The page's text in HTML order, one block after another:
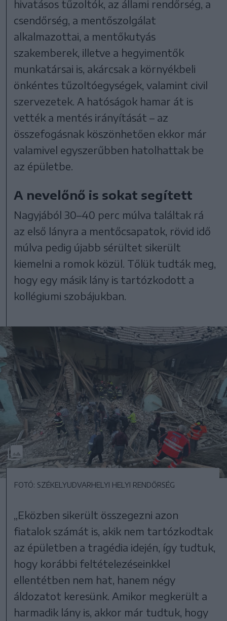
hivatásos tűzoltók, az állami rendőrség, a
csendőrség, a mentőszolgálat
alkalmazottai, a mentőkutyás
szakemberek, illetve a hegyimentők
munkatársai is, akárcsak a környékbeli
önkéntes tűzoltóegységek, valamint civil
szervezetek. A hatóságok hamar át is
vették a mentés irányítását – az
összefogásnak köszönhetően ekkor már
valamivel egyszerűbben hatolhattak be
az épületbe.
A nevelőnő is sokat segített
Nagyjából 30–40 perc múlva találtak rá
az első lányra a mentőcsapatok, rövid idő
múlva pedig újabb sérültet sikerült
kiemelni a romok közül. Tőlük tudták meg,
hogy egy másik lány is tartózkodott a
kollégiumi szobájukban.
FOTÓ: SZÉKELYUDVARHELYI HELYI RENDŐRSÉG
„Eközben sikerült összegezni azon
fiatalok számát is, akik nem tartózkodtak
az épületben a tragédia idején, így tudtuk,
hogy korábbi feltételezéseinkkel
ellentétben nem hat, hanem négy
áldozatot keresünk. Amikor megkerült a
harmadik lány is, akkor már tudtuk, hogy